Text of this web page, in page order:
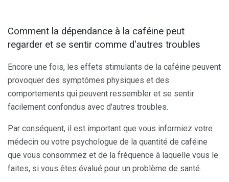
Comment la dépendance à la caféine peut
regarder et se sentir comme d'autres troubles
Encore une fois, les effets stimulants de la caféine peuvent
provoquer des symptômes physiques et des
comportements qui peuvent ressembler et se sentir
facilement confondus avec d'autres troubles.
Par conséquent, il est important que vous informiez votre
médecin ou votre psychologue de la quantité de caféine
que vous consommez et de la fréquence à laquelle vous le
faites, si vous êtes évalué pour un problème de santé.